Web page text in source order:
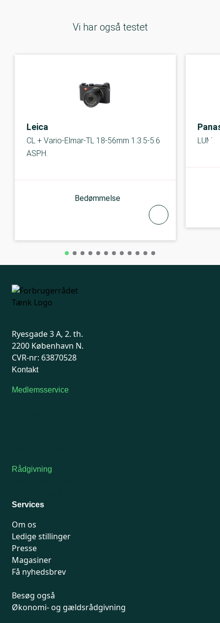
Vi har også testet
Leica
CL + Vario-Elmar-TL 18-56mm 1:3.5-5.6
ASPH.
Bedømmelse
Ryesgade 3 A, 2. th.
2200 København N.
CVR-nr: 63870528
Kontakt
Medlemsservice
Rådgivning
Services
Om os
Ledige stillinger
Presse
Magasiner
Få nyhedsbrev
Besøg også
Økonomi- og gældsrådgivning